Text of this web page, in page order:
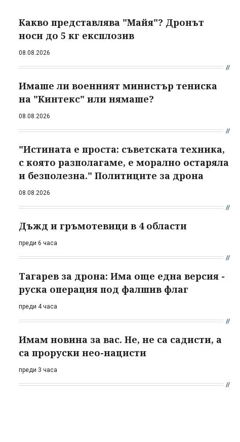
Какво представлява "Майя"? Дронът
носи до 5 кг експлозив
08.08.2026
Имаше ли военният министър тениска
на "Кинтекс" или нямаше?
08.08.2026
"Истината е проста: съветската техника,
с която разполагаме, е морално остаряла
и безполезна." Политиците за дрона
08.08.2026
Дъжд и гръмотевици в 4 области
преди 6 часа
Тагарев за дрона: Има още една версия -
руска операция под фалшив флаг
преди 4 часа
Имам новина за вас. Не, не са садисти, а
са проруски нео-нацисти
преди 3 часа